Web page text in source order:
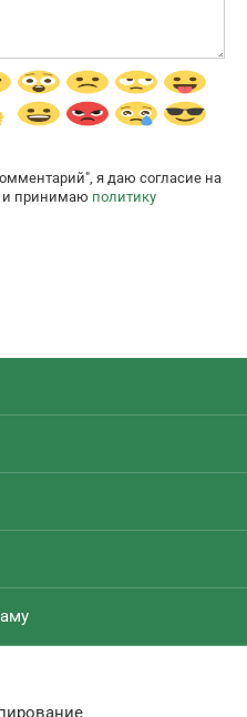
я даю согласие на
и принимаю политику